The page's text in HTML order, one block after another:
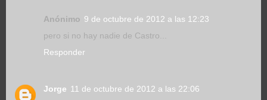
Anónimo 9 de octubre de 2012 a las 12:23
pero si no hay nadie de Castro...
Responder
Jorge 11 de octubre de 2012 a las 22:06